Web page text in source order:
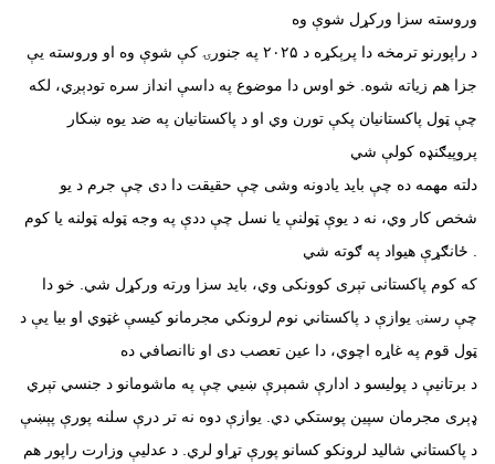
وروسته سزا ورکړل شوې وه
د راپورنو ترمخه دا پرېکړه د ۲۰۲۵ په جنورۍ کې شوې وه او وروسته یې
جزا هم زیاته شوه. خو اوس دا موضوع په داسې انداز سره تودېږي، لکه
چې ټول پاکستانيان پکې تورن وي او د پاکستانیان په ضد یوه ښکار
پروپیګنډه کولې شي
دلته مهمه ده چې باید یادونه وشی چې حقیقت دا دی چې جرم د یو
شخص کار وي، نه د یوې ټولنې یا نسل چې ددې په وجه ټوله ټولنه یا کوم
که کوم پاکستانی تېری کوونکی وي، باید سزا ورته ورکړل شي. خو دا
چې رسنۍ یوازې د پاکستاني نوم لرونکي مجرمانو کيسې غټوي او بیا یې د
ټول قوم په غاړه اچوي، دا عین تعصب دی او ناانصافي ده
د برتانیې د پولیسو د ادارې شمېرې ښيي چې په ماشومانو د جنسي تېري
ډېری مجرمان سپین پوستکي دي. یوازې دوه نه تر درې سلنه پورې پېښې
د پاکستاني شالید لرونکو کسانو پورې تړاو لري. د عدلیې وزارت راپور هم